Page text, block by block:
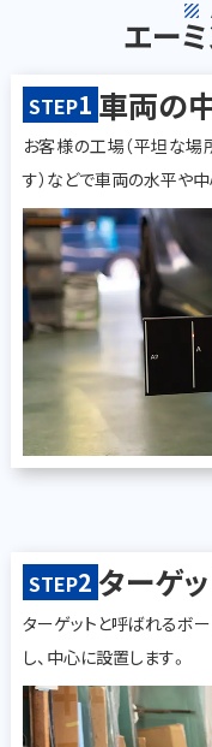
texture
エー
STEP1 車両の
お客様の工場（平坦な場
す）などで車両の水平や
STEP2 ターゲ
ターゲットと呼ばれるボ
し、中心に設置します。